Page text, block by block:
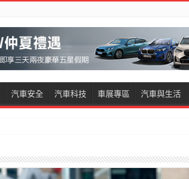
汽車安全 汽車科技 車展專區 汽車與生活